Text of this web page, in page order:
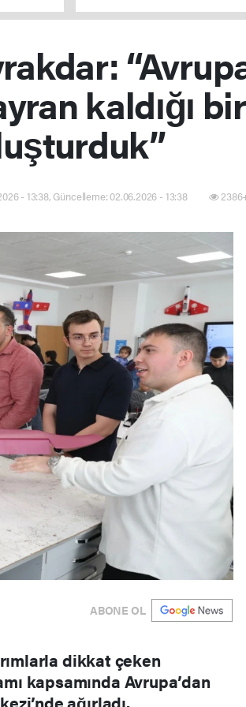
uygun hale gelecek
kaldığı
- 13:38, Güncelleme: 02.06.2026 - 13:38
ABONE OL
dikkat çeken
kapsamında Avrupa’dan
ağırladı.